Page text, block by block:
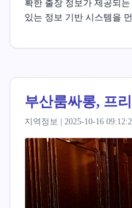
확한 출장 정보가 제공되
있는 정보 기반 시스템을
부산룸싸롱, 프
지역정보 | 2025-10-16